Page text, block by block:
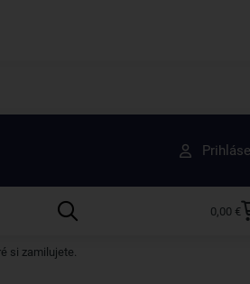
0,00 €
a tipy na zľavy skôr ako
si zamilujete.